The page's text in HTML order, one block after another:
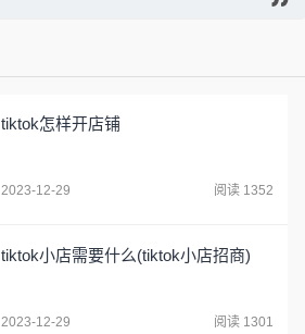
tiktok怎样开店铺
2023-12-29 阅读 1352
tiktok小店需要什么(tiktok小店招商)
2023-12-29 阅读 1301